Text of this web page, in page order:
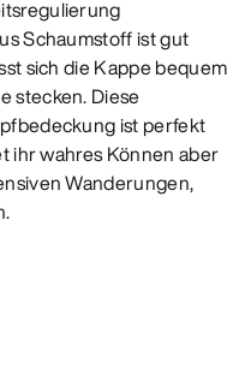
Schaumstoff ist gut
sich die Kappe bequem
stecken. Diese
ist perfekt
ihr wahres Können aber
Wanderungen,